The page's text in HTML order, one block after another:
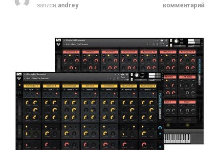
записи andrey
комментарий